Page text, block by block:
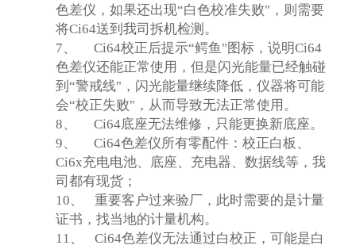
色差仪，如果还出现“白色校准失败"，则需要
将Ci64送到我司拆机检测。
7、
Ci64校正后提示“鳄鱼"图标，说明Ci64
色差仪还能正常使用，但是闪光能量已经触碰
到“警戒线"，闪光能量继续降低，仪器将可能
会“校正失败"，从而导致无法正常使用。
8、
Ci64底座无法维修，只能更换新底座。
9、
Ci64色差仪所有零配件：校正白板、
Ci6x充电电池、底座、充电器、数据线等，我
司都有现货；
10、
重要客户过来验厂，此时需要的是计量
证书，找当地的计量机构。
11、
Ci64色差仪无法通过白校正，可能是白